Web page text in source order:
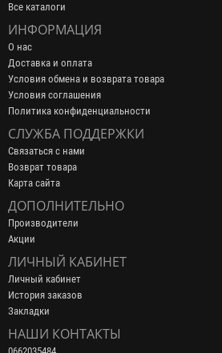
Все каталоги
ИНФОРМАЦИЯ
О нас
Доставка и оплата
Условия обмена и возврата товара
Условия соглашения
Политика конфиденциальности
СЛУЖБА ПОДДЕРЖКИ
Связаться с нами
Возврат товара
Карта сайта
ДОПОЛНИТЕЛЬНО
Производители
Акции
ЛИЧНЫЙ КАБИНЕТ
Личный кабинет
История заказов
Закладки
НАШИ КОНТАКТЫ